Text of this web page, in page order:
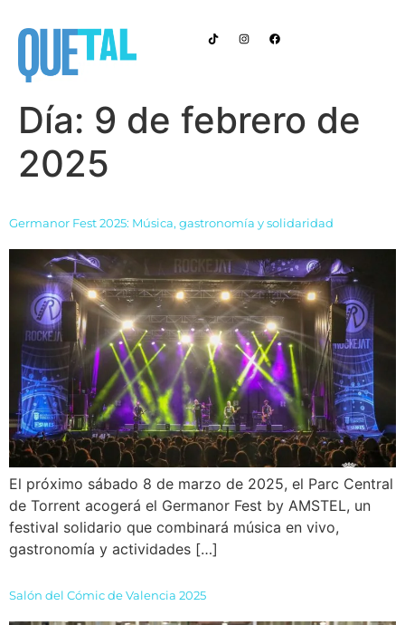
Día: 9 de febrero de
2025
Germanor Fest 2025: Música, gastronomía y solidaridad
El próximo sábado 8 de marzo de 2025, el Parc Central
de Torrent acogerá el Germanor Fest by AMSTEL, un
festival solidario que combinará música en vivo,
gastronomía y actividades […]
Salón del Cómic de Valencia 2025